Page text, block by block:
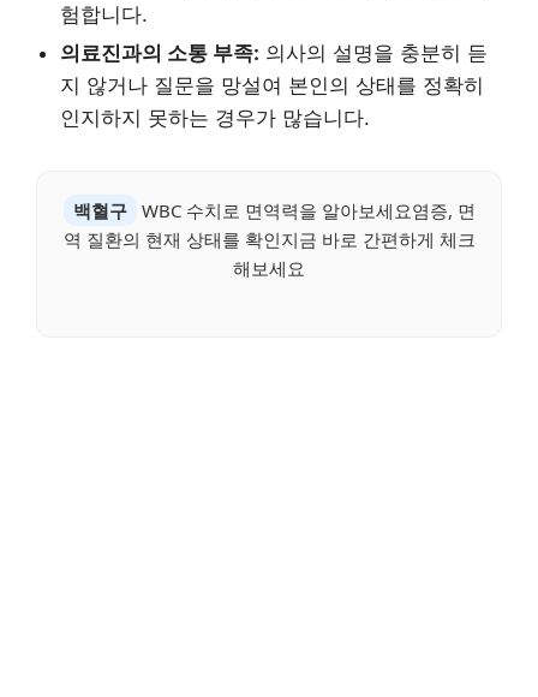
험합니다.
의료진과의 소통 부족: 의사의 설명을 충분히 듣
지 않거나 질문을 망설여 본인의 상태를 정확히
인지하지 못하는 경우가 많습니다.
백혈구
WBC 수치로 면역력을 알아보세요염증, 면
역 질환의 현재 상태를 확인지금 바로 간편하게 체크
해보세요